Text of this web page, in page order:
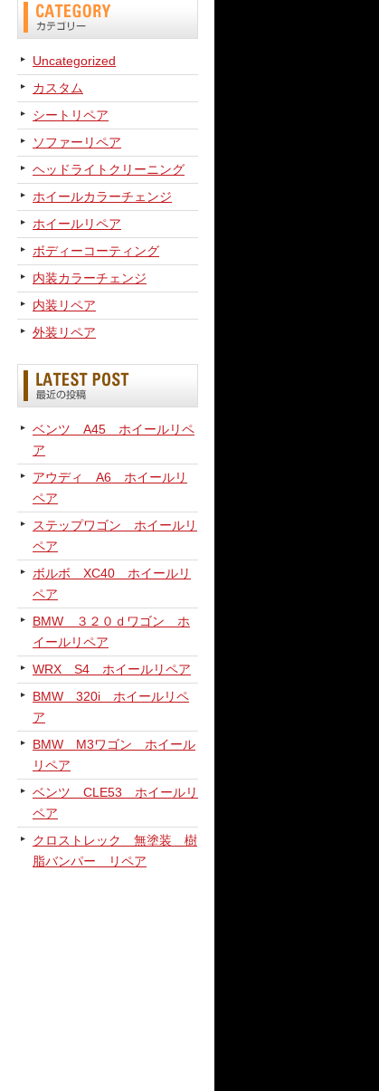
Uncategorized
カスタム
シートリペア
ソファーリペア
ヘッドライトクリーニング
ホイールカラーチェンジ
ホイールリペア
ボディーコーティング
内装カラーチェンジ
内装リペア
外装リペア
ベンツ A45 ホイールリペ
ア
アウディ A6 ホイールリ
ペア
ステップワゴン ホイールリ
ペア
ボルボ XC40 ホイールリ
ペア
BMW ３２０ｄワゴン ホ
イールリペア
WRX S4 ホイールリペア
BMW 320i ホイールリペ
ア
BMW M3ワゴン ホイール
リペア
ベンツ CLE53 ホイールリ
ペア
クロストレック 無塗装 樹
脂バンパー リペア